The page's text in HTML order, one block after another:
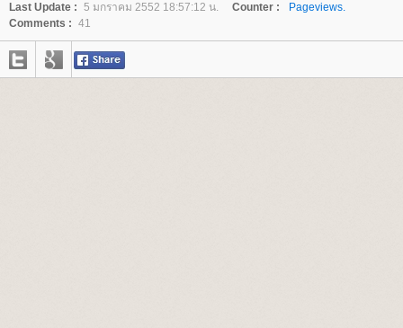
Last Update : 5 มกราคม 2552 18:57:12 น. Counter :
Pageviews.
Comments : 41